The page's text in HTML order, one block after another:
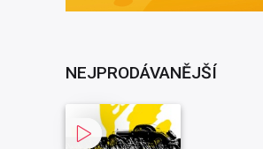
NEJPRODÁVANĚJŠÍ